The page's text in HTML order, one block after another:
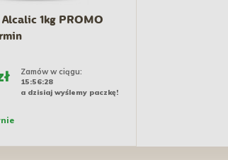
Alcalic 1kg PROMO
Zamów w ciągu:
15:56:27
a dzisiaj wyślemy paczkę!